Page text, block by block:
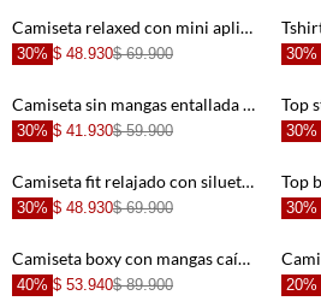
+
+
+
+
Camiseta relaxed con mini aplique en de algodón blanco para mujer
30% $ 48.930$ 69.900 30%
Camiseta sin mangas entallada con escote redondeado amplio de algodón blanco para mujer
30% $ 41.930$ 59.900 30%
Camiseta fit relajado con silueta boxy corta en algodón terracota para mujer
30% $ 48.930$ 69.900 30%
Camiseta boxy con mangas caídas en marfil para mujer
40% $ 53.940$ 89.900 20%